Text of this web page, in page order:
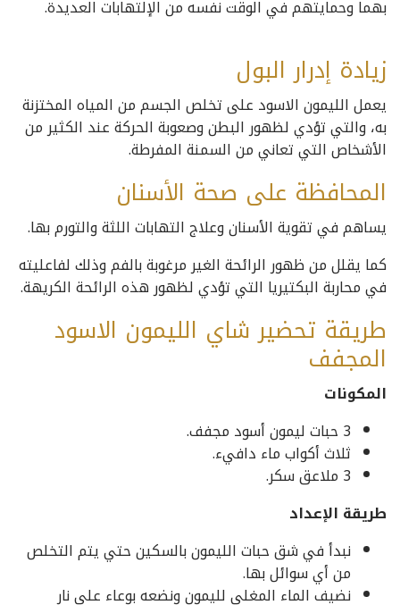
بهما وحمايتهم في الوقت نفسه من الإلتهابات العديدة.
زيادة إدرار البول
يعمل الليمون الاسود على تخلص الجسم من المياه المختزنة
به، والتي تؤدي لظهور البطن وصعوبة الحركة عند الكثير من
الأشخاص التي تعاني من السمنة المفرطة.
المحافظة على صحة الأسنان
يساهم في تقوية الأسنان وعلاج التهابات اللثة والتورم بها.
كما يقلل من ظهور الرائحة الغير مرغوبة بالفم وذلك لفاعليته
في محاربة البكتيريا التي تؤدي لظهور هذه الرائحة الكريهة.
طريقة تحضير شاي الليمون الاسود
المجفف
المكونات
3 حبات ليمون أسود مجفف.
ثلاث أكواب ماء دافيء.
3 ملاعق سكر.
طريقة الإعداد
نبدأ في شق حبات الليمون بالسكين حتي يتم التخلص
من أي سوائل بها.
نضيف الماء المغلي لليمون ونضعه بوعاء على نار